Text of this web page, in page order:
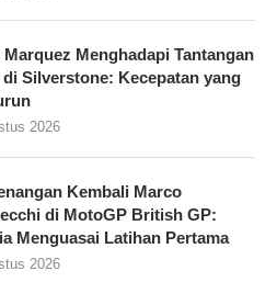
Marquez Menghadapi Tantangan
di Silverstone: Kecepatan yang
2026
Kembali Marco
di MotoGP British GP:
Menguasai Latihan Pertama
2026